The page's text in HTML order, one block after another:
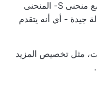
منحنى S-منحنى S المستهدف مع منحنى S- المنحنى
جيدة - أي أنه يتقدم
مثل تخصيص المزيد